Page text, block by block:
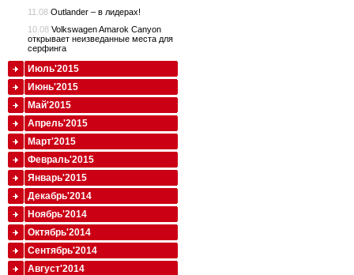
11.08 Outlander – в лидерах!
10.08 Volkswagen Amarok Canyon
открывает неизведанные места для
серфинга
Июль'2015
Июнь'2015
Май'2015
Апрель'2015
Март'2015
Февраль'2015
Январь'2015
Декабрь'2014
Ноябрь'2014
Октябрь'2014
Сентябрь'2014
Август'2014